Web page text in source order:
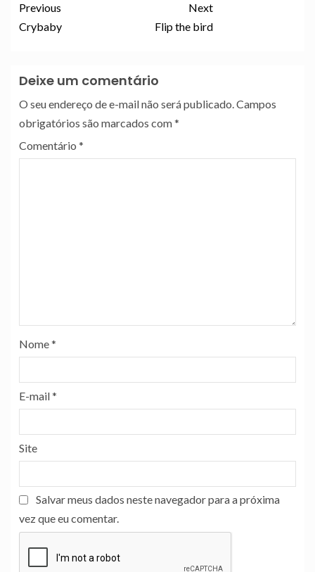
Previous
Crybaby
Next
Flip the bird
Deixe um comentário
O seu endereço de e-mail não será publicado.Campos
obrigatórios são marcados com*
Comentário *
Nome*
E-mail*
Site
Salvar meus dados neste navegador para a próxima
vez que eu comentar.